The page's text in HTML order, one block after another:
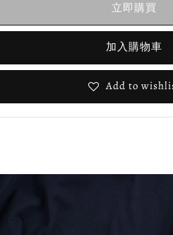
立即購買
加入購物車
Add to